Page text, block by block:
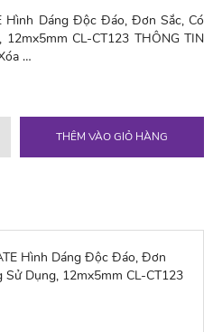
Hình Dáng Độc Đáo, Đơn Sắc, Có
CL-CT123 THÔNG TIN
…
THÊM VÀO GIỎ HÀNG
Hình Dáng Độc Đáo, Đơn
Sử Dụng, 12mx5mm CL-CT123